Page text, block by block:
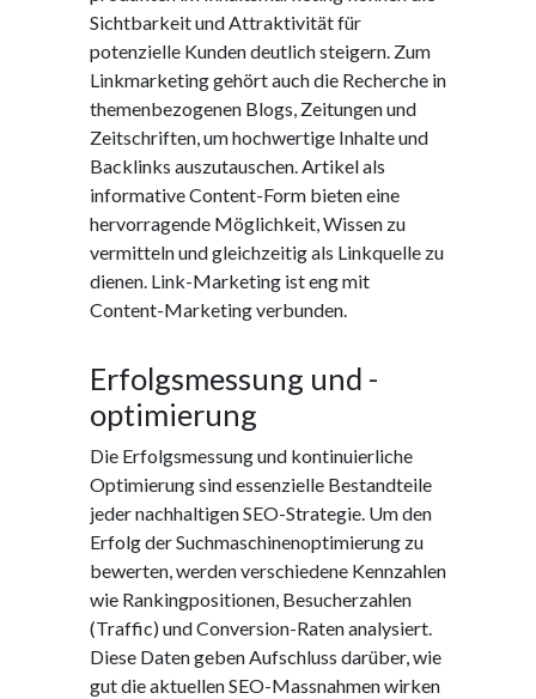
Sichtbarkeit und Attraktivität für
potenzielle Kunden deutlich steigern. Zum
Linkmarketing gehört auch die Recherche in
themenbezogenen Blogs, Zeitungen und
Zeitschriften, um hochwertige Inhalte und
Backlinks auszutauschen. Artikel als
informative Content-Form bieten eine
hervorragende Möglichkeit, Wissen zu
vermitteln und gleichzeitig als Linkquelle zu
dienen. Link-Marketing ist eng mit
Content-Marketing verbunden.
Erfolgsmessung und -
optimierung
Die Erfolgsmessung und kontinuierliche
Optimierung sind essenzielle Bestandteile
jeder nachhaltigen SEO-Strategie. Um den
Erfolg der Suchmaschinenoptimierung zu
bewerten, werden verschiedene Kennzahlen
wie Rankingpositionen, Besucherzahlen
(Traffic) und Conversion-Raten analysiert.
Diese Daten geben Aufschluss darüber, wie
gut die aktuellen SEO-Massnahmen wirken